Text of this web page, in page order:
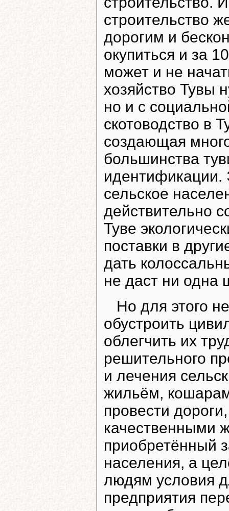
строительство
дорогим и
окупиться и за
может и не
хозяйство Тувы
но и с
скотоводство в
создающая
большинства
идентификации.
сельское
действительно
Туве
поставки в
дать
не даст ни одна
Но для этого
обустроить
облегчить их
решительного
и лечения
жильём,
провести
качественными
приобретённый
населения, а
людям условия
предприятия